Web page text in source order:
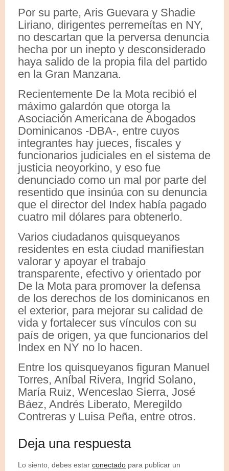
Por su parte, Aris Guevara y Shadie
Liriano, dirigentes perremeítas en NY,
no descartan que la perversa denuncia
hecha por un inepto y desconsiderado
haya salido de la propia fila del partido
en la Gran Manzana.
Recientemente De la Mota recibió el
máximo galardón que otorga la
Asociación Americana de Abogados
Dominicanos -DBA-, entre cuyos
integrantes hay jueces, fiscales y
funcionarios judiciales en el sistema de
justicia neoyorkino, y eso fue
denunciado como un mal por parte del
resentido que insinúa con su denuncia
que el director del Index había pagado
cuatro mil dólares para obtenerlo.
Varios ciudadanos quisqueyanos
residentes en esta ciudad manifiestan
valorar y apoyar el trabajo
transparente, efectivo y orientado por
De la Mota para promover la defensa
de los derechos de los dominicanos en
el exterior, para mejorar su calidad de
vida y fortalecer sus vínculos con su
país de origen, ya que funcionarios del
Index en NY no lo hacen.
Entre los quisqueyanos figuran Manuel
Torres, Aníbal Rivera, Ingrid Solano,
María Ruiz, Wenceslao Sierra, José
Báez, Andrés Liberato, Meregildo
Contreras y Luisa Peña, entre otros.
Deja una respuesta
Lo siento, debes estar conectado para publicar un